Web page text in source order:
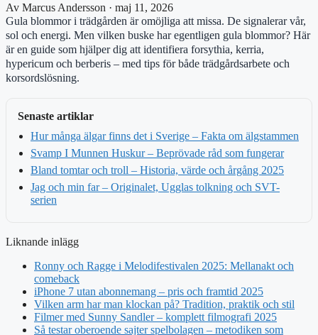
Av Marcus Andersson · maj 11, 2026
Gula blommor i trädgården är omöjliga att missa. De signalerar vår,
sol och energi. Men vilken buske har egentligen gula blommor? Här
är en guide som hjälper dig att identifiera forsythia, kerria,
hypericum och berberis – med tips för både trädgårdsarbete och
korsordslösning.
Senaste artiklar
Hur många älgar finns det i Sverige – Fakta om älgstammen
Svamp I Munnen Huskur – Beprövade råd som fungerar
Bland tomtar och troll – Historia, värde och årgång 2025
Jag och min far – Originalet, Ugglas tolkning och SVT-
serien
Liknande inlägg
Ronny och Ragge i Melodifestivalen 2025: Mellanakt och
comeback
iPhone 7 utan abonnemang – pris och framtid 2025
Vilken arm har man klockan på? Tradition, praktik och stil
Filmer med Sunny Sandler – komplett filmografi 2025
Så testar oberoende sajter spelbolagen – metodiken som